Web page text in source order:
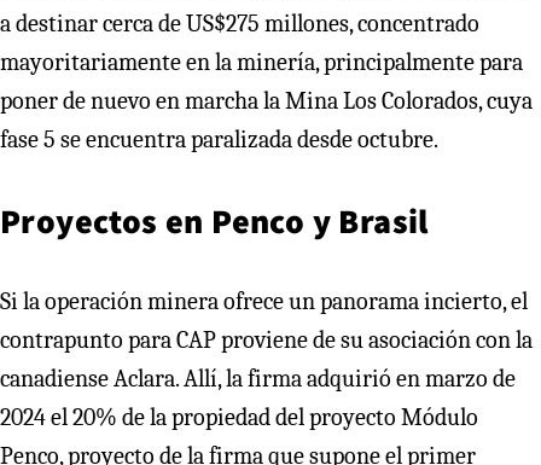
a destinar cerca de US$275 millones, concentrado
mayoritariamente en la minería, principalmente para
poner de nuevo en marcha la Mina Los Colorados, cuya
fase 5 se encuentra paralizada desde octubre.
Proyectos en Penco y Brasil
Si la operación minera ofrece un panorama incierto, el
contrapunto para CAP proviene de su asociación con la
canadiense Aclara. Allí, la firma adquirió en marzo de
2024 el 20% de la propiedad del proyecto Módulo
Penco, proyecto de la firma que supone el primer